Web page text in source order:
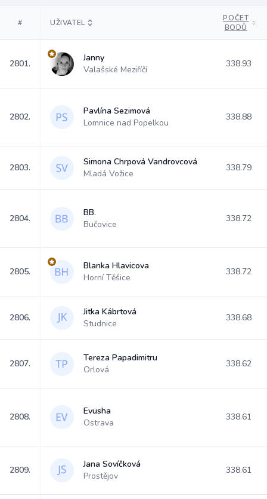
# UŽIVATEL
POČET
BODŮ
2801.
Janny
Valašské Meziříčí
338.93
2802.
Pavlína Sezimová
Lomnice nad Popelkou
338.88
2803.
Simona Chrpová Vandrovcová
Mladá Vožice
338.79
2804.
BB.
Bučovice
338.72
2805.
Blanka Hlavicova
Horní Těšice
338.72
2806.
Jitka Kábrtová
Studnice
338.68
2807.
Tereza Papadimitru
Orlová
338.62
2808.
Evusha
Ostrava
338.61
2809.
Jana Sovíčková
Prostějov
338.61